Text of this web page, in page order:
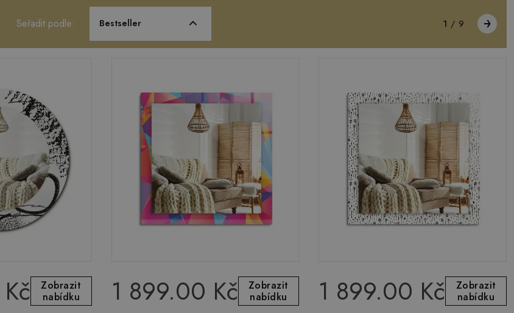
Seřadit podle: Bestseller 1 / 9
Zobrazit
nabídku
1 899.00 Kč
Zobrazit
nabídku
1 899.00 Kč
Zobrazit
nabídku